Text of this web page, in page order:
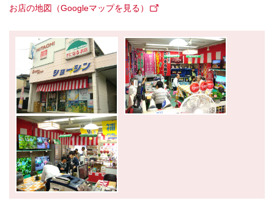
お店の地図（Googleマップを見る）